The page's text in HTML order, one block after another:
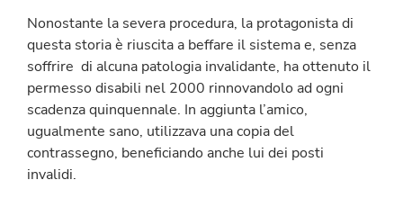
Nonostante la severa procedura, la protagonista di
questa storia è riuscita a beffare il sistema e, senza
soffrire di alcuna patologia invalidante, ha ottenuto il
permesso disabili nel 2000 rinnovandolo ad ogni
scadenza quinquennale. In aggiunta l’amico,
ugualmente sano, utilizzava una copia del
contrassegno, beneficiando anche lui dei posti
invalidi.